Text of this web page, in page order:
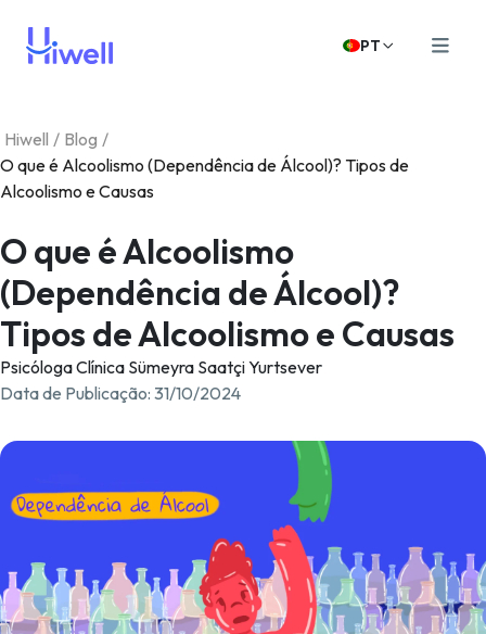
PT
Hiwell / Blog /
O que é Alcoolismo (Dependência de Álcool)? Tipos de
Alcoolismo e Causas
O que é Alcoolismo
(Dependência de Álcool)?
Tipos de Alcoolismo e Causas
Psicóloga Clínica Sümeyra Saatçi Yurtsever
Data de Publicação: 31/10/2024